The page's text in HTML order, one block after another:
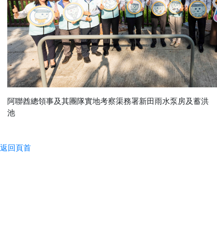
阿聯酋總領事及其團隊實地考察渠務署新田雨水泵房及蓄洪
池
返回頁首